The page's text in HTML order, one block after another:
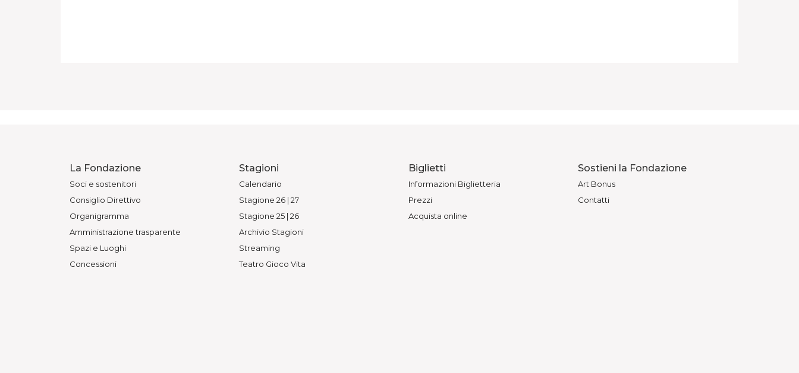
La Fondazione
Soci e sostenitori
Consiglio Direttivo
Organigramma
Amministrazione trasparente
Spazi e Luoghi
Concessioni
Stagioni
Calendario
Stagione 26 | 27
Stagione 25 | 26
Archivio Stagioni
Streaming
Teatro Gioco Vita
Biglietti
Informazioni Biglietteria
Prezzi
Acquista online
Sostieni la Fondazione
Art Bonus
Contatti